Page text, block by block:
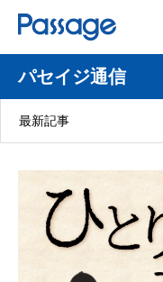
パセイジ通信
最新記事